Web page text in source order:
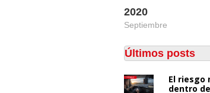
2020
Septiembre
Últimos posts
El riesgo
dentro